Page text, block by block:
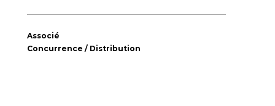
Associé
Concurrence / Distribution